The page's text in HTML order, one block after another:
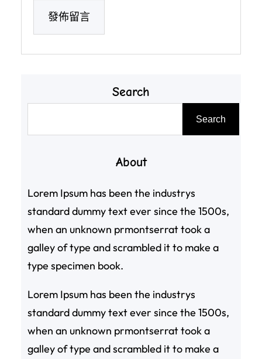
Search
Search
About
Lorem Ipsum has been the industrys
standard dummy text ever since the 1500s,
when an unknown prmontserrat took a
galley of type and scrambled it to make a
type specimen book.
Lorem Ipsum has been the industrys
standard dummy text ever since the 1500s,
when an unknown prmontserrat took a
galley of type and scrambled it to make a